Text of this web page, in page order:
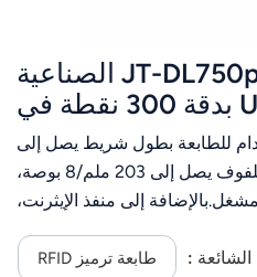
طابعة ملصقات JT-DL750pro الصناعية
بتقنية UHF RFID بدقة 300 نقطة في
البوصة | طباعة وتشفير علامات RFID
في المستودعات
للطابعة بطول شريط يصل إلى
450 مترًا وقطر لب الورق الملفوف يصل إلى 203 ملم/8 بوصة،
إلى منفذ الإيثرنت،
في العديد من القطاعات، الشائعة : طابعة ترميز RFID